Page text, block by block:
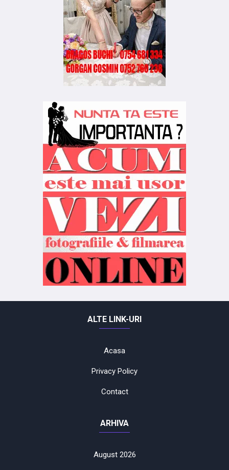
ALTE LINK-URI
Acasa
Privacy Policy
Contact
ARHIVA
August 2026